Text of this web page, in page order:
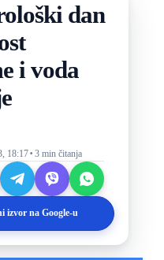
dan
i voda
18:17· 3 min čitanja
izvor na Google-u